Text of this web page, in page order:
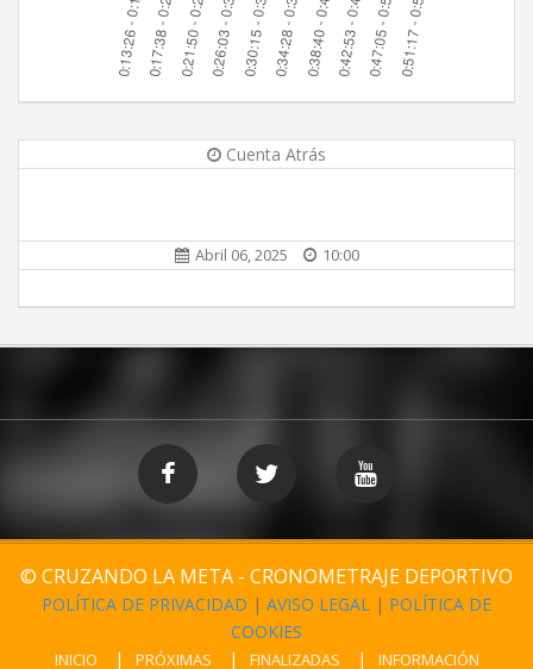
Cuenta Atrás
Abril 06, 2025 10:00
© CRUZANDO LA META - CRONOMETRAJE DEPORTIVO
POLÍTICA DE PRIVACIDAD | AVISO LEGAL | POLÍTICA DE
COOKIES
INICIO PRÓXIMAS FINALIZADAS INFORMACIÓN